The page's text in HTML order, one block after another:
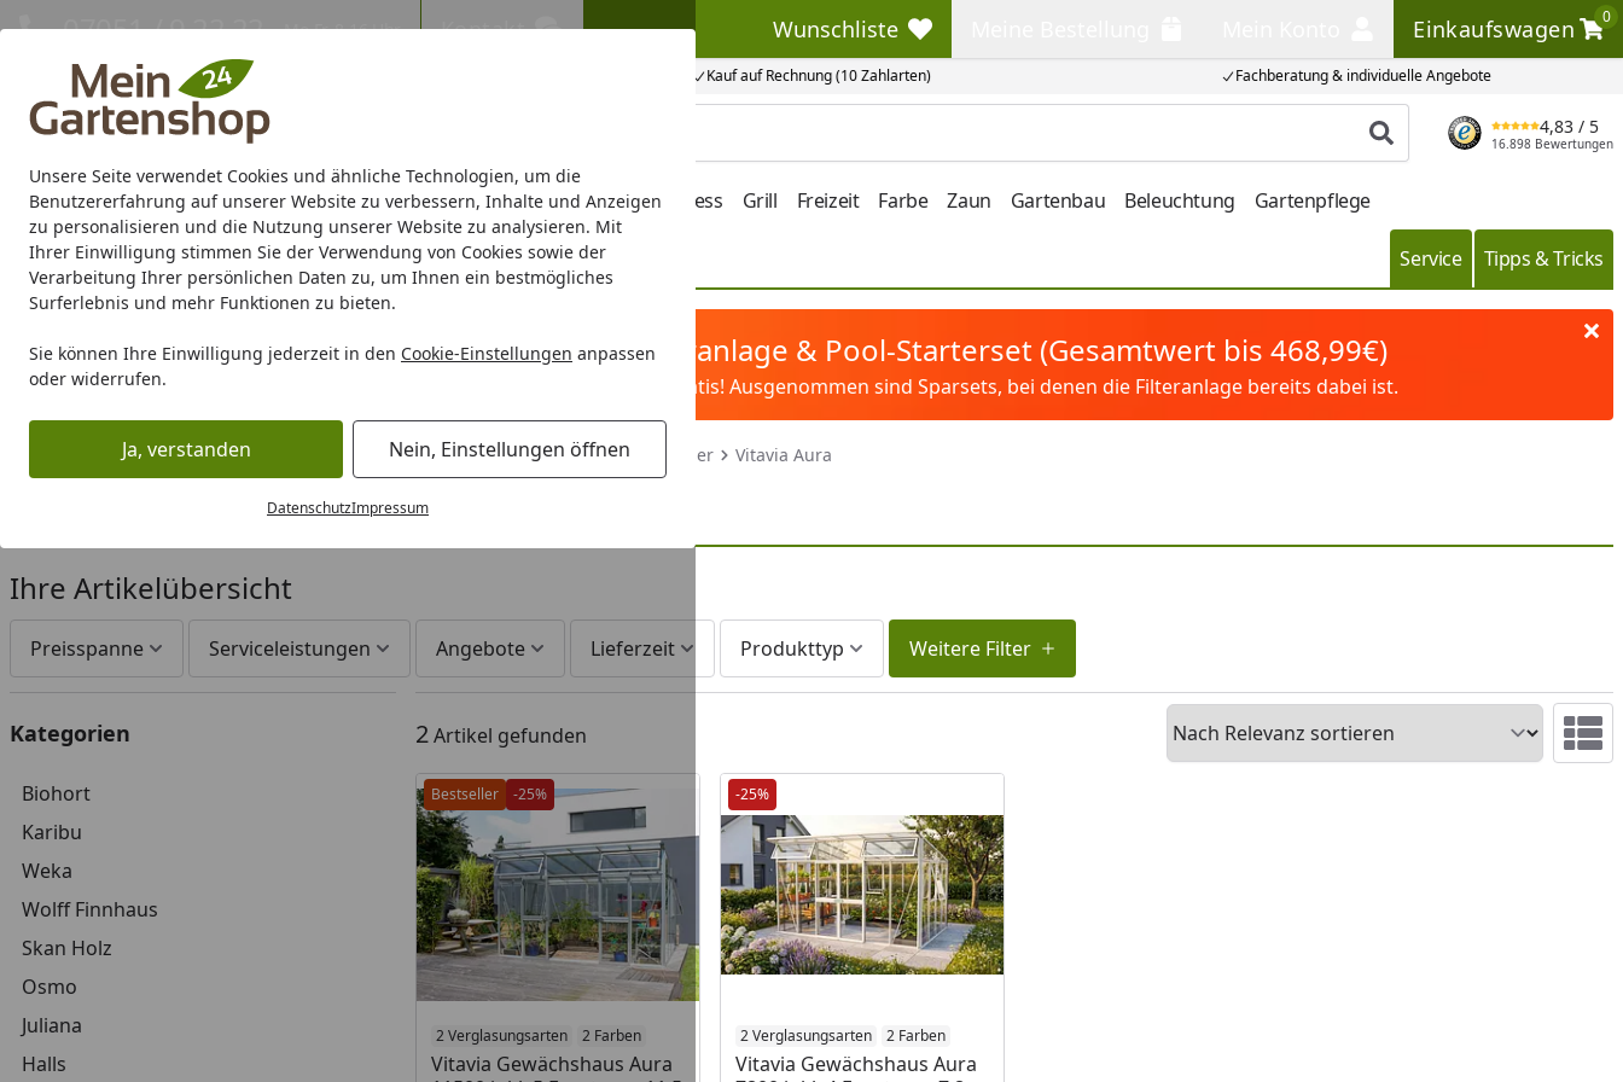
Unsere Seite verwendet Cookies und ähnliche Technologien, um die
Benutzererfahrung auf unserer Website zu verbessern, Inhalte und Anzeigen
zu personalisieren und die Nutzung unserer Website zu analysieren. Mit
Ihrer Einwilligung stimmen Sie der Verwendung von Cookies sowie der
Verarbeitung Ihrer persönlichen Daten zu, um Ihnen ein bestmögliches
Surferlebnis und mehr Funktionen zu bieten.
Sie können Ihre Einwilligung jederzeit in den Cookie-Einstellungen anpassen
oder widerrufen.
Ja, verstanden Nein, Einstellungen öffnen
DatenschutzImpressum
Eigene Montage-Teams Kauf auf Rechnung (10 Zahlarten) Fachberatung & individuelle Angebote
07051 / 9 22 22 Mo-Fr. 8-16 Uhr Kontakt Wunschliste
Wunschliste Einkaufswagen
0
Einkaufswagen
Produkt suchen
4,83 / 5
16.898 Bewertungen
Gartenhaus Gerätehaus Gewächshaus Carport/Garage/Vordach Wellness Grill Freizeit Farbe Zaun Gartenbau Beleuchtung Gartenpflege
Marken Sale % Service Tipps & Tricks
Karibu Pools inkl. gratis Sandfilteranlage & Pool-Starterset (Gesamtwert bis 468,99€)
Dein Traumpool im Sorglos-Paket: Filter&Pflege gratis! Ausgenommen sind Sparsets, bei denen die Filteranlage bereits dabei ist.
Startseite
Vitavia Vitavia Gewächshäuser Vitavia freistehende Gewächshäuser Vitavia Aura
Ihre Artikelübersicht
Preisspanne Serviceleistungen Angebote Lieferzeit Produkttyp Weitere Filter
Kategorien
Biohort
Karibu
Weka
Wolff Finnhaus
Skan Holz
Osmo
Juliana
Halls
2Artikel gefunden
Sortieren
Bestseller -25%
2 Verglasungsarten 2 Farben
Vitavia Gewächshaus Aura
-25%
2 Verglasungsarten 2 Farben
Vitavia Gewächshaus Aura